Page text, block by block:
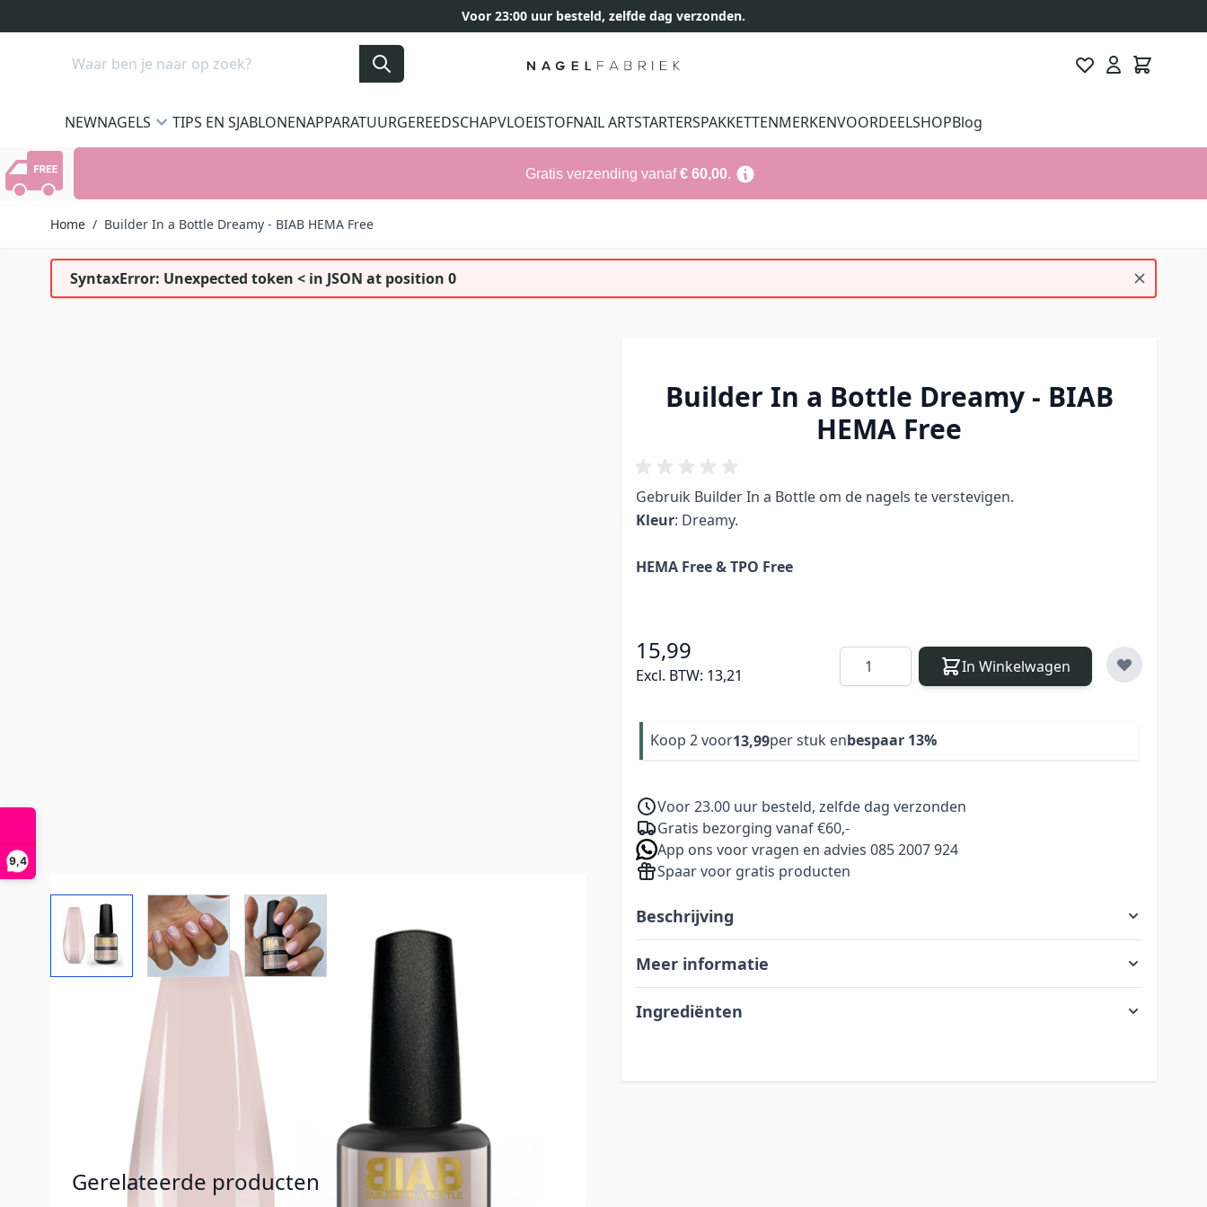
9,4
Voor 23:00 uur besteld, zelfde dag verzonden.
Search
NEWNAGELS TIPS EN SJABLONENAPPARATUURGEREEDSCHAPVLOEISTOFNAIL ARTSTARTERSPAKKETTENMERKENVOORDEELSHOPBlog
Gratis verzending vanaf€ 60,00.
Home / Builder In a Bottle Dreamy - BIAB HEMA Free
SyntaxError: Unexpected token < in JSON at position 0
View larger imageView larger imageView larger image
Builder In a Bottle Dreamy - BIAB
HEMA Free
Gebruik Builder In a Bottle om de nagels te verstevigen.
Kleur: Dreamy.
HEMA Free & TPO Free
15,99
Excl. BTW: 13,21
Aantal In Winkelwagen
Koop 2 voor13,99per stuk enbespaar 13%
Voor 23.00 uur besteld, zelfde dag verzonden
Gratis bezorging vanaf €60,-
App ons voor vragen en advies 085 2007 924
Spaar voor gratis producten
Beschrijving
Meer informatie
Ingrediënten
Gerelateerde producten